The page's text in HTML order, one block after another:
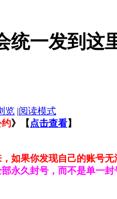
统一发到这
览 |阅读模式
约》【 点击查看】
如果你发现自己的账号
永久封号，而不是单一封